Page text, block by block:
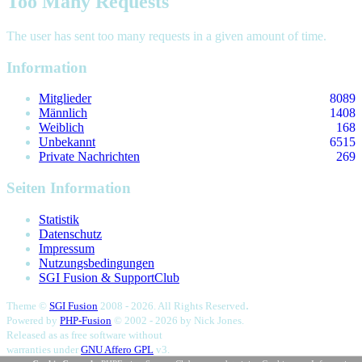
The user has sent too many requests in a given amount of time.
Information
Mitglieder
8089
Männlich
1408
Weiblich
168
Unbekannt
6515
Private Nachrichten
269
Seiten Information
Statistik
Datenschutz
Impressum
Nutzungsbedingungen
SGI Fusion & SupportClub
Theme © SGI Fusion 2008 - 2026. All Rights Reserved.
Powered by PHP-Fusion © 2002 - 2026 by Nick Jones.
Released as as free software without
warranties under GNU Affero GPL v3.